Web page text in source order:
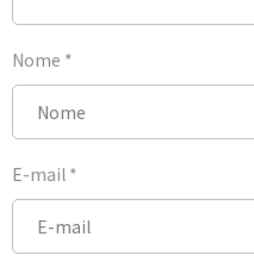
Nome *
E-mail *